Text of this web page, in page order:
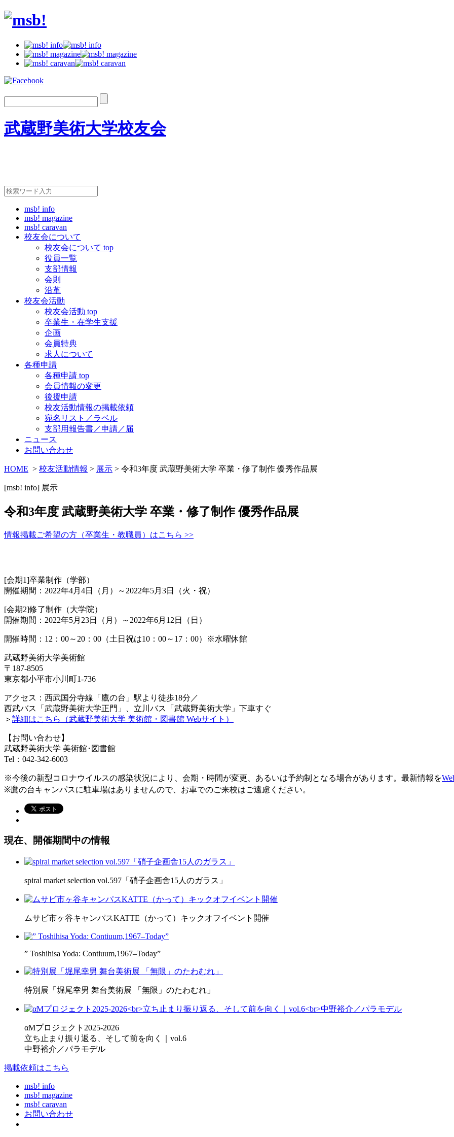
武蔵野美術大学校友会
msb! info
msb! magazine
msb! caravan
校友会について
校友会について top
役員一覧
支部情報
会則
沿革
校友会活動
校友会活動 top
卒業生・在学生支援
企画
会員特典
求人について
各種申請
各種申請 top
会員情報の変更
後援申請
校友活動情報の掲載依頼
宛名リスト／ラベル
支部用報告書／申請／届
ニュース
お問い合わせ
HOME > 校友活動情報 > 展示 > 令和3年度 武蔵野美術大学 卒業・修了制作 優秀作品展
[msb! info] 展示
令和3年度 武蔵野美術大学 卒業・修了制作 優秀作品展
情報掲載ご希望の方（卒業生・教職員）はこちら >>
[会期1]卒業制作（学部）
開催期間：2022年4月4日（月）～2022年5月3日（火・祝）
[会期2]修了制作（大学院）
開催期間：2022年5月23日（月）～2022年6月12日（日）
開催時間：12：00～20：00（土日祝は10：00～17：00）※水曜休館
武蔵野美術大学美術館
〒187-8505
東京都小平市小川町1-736
アクセス：西武国分寺線「鷹の台」駅より徒歩18分／
西武バス「武蔵野美術大学正門」、立川バス「武蔵野美術大学」下車すぐ
＞ 詳細はこちら（武蔵野美術大学 美術館・図書館 Webサイト）
【お問い合わせ】
武蔵野美術大学 美術館･図書館
Tel：042-342-6003
※今後の新型コロナウイルスの感染状況により、会期・時間が変更、あるいは予約制となる場合があります。最新情報を
※鷹の台キャンパスに駐車場はありませんので、お車でのご来校はご遠慮ください。
現在、開催期間中の情報
spiral market selection vol.597「硝子企画舎15人のガラス」
ムサビ市ヶ谷キャンパスKATTE（かって）キックオフイベント開催
” Toshihisa Yoda: Contiuum,1967–Today”
特別展「堀尾幸男 舞台美術展 「無限」のたわむれ」
αMプロジェクト2025-2026
立ち止まり振り返る、そして前を向く｜vol.6
中野裕介／パラモデル
掲載依頼はこちら
msb! info
msb! magazine
msb! caravan
お問い合わせ